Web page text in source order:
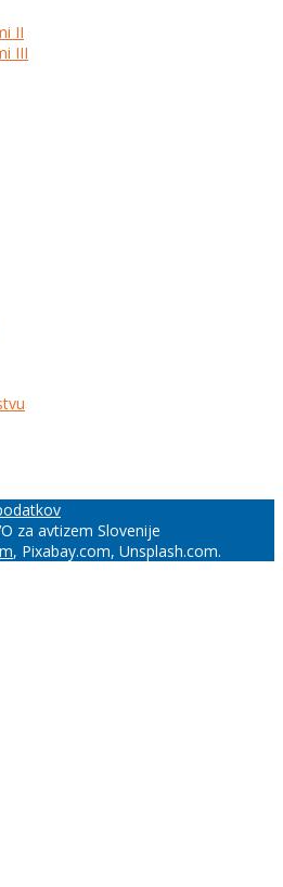
II
III
za avtizem Slovenije
, Pixabay.com, Unsplash.com.